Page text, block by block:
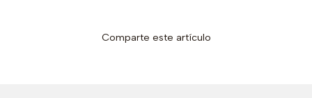
Comparte este artículo